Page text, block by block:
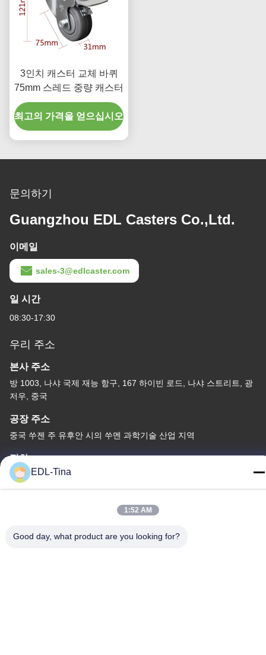
3인치 캐스터 교체 바퀴
75mm 스레드 중량 캐스터
최고의 가격을 얻으십시오
문의하기
Guangzhou EDL Casters Co.,Ltd.
이메일
sales-3@edlcaster.com
일 시간
08:30-17:30
우리 주소
본사 주소
방 1003, 나샤 국제 재능 항구, 167 하이빈 로드, 나샤 스트리트, 광
저우, 중국
공장 주소
중국 쑤젠 주 유후안 시의 쑤멘 과학기술 산업 지역
전화
86--17701960455
EDL-Tina
1:52 AM
Good day, what product are you looking for?